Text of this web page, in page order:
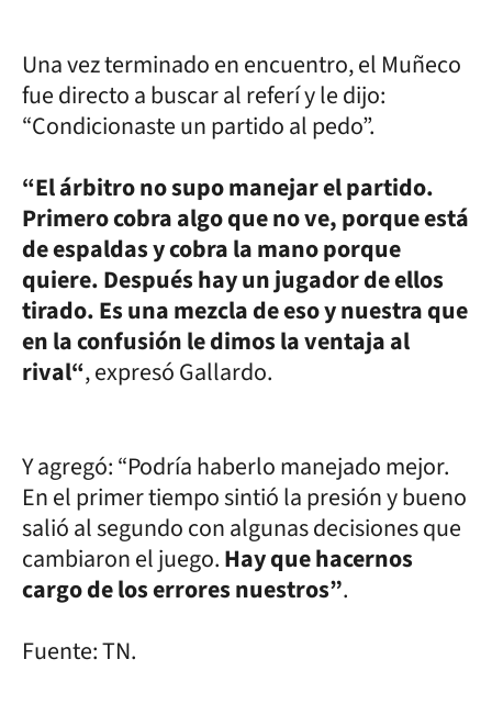
Una vez terminado en encuentro, el Muñeco
fue directo a buscar al referí y le dijo:
“Condicionaste un partido al pedo”.
“El árbitro no supo manejar el partido.
Primero cobra algo que no ve, porque está
de espaldas y cobra la mano porque
quiere. Después hay un jugador de ellos
tirado. Es una mezcla de eso y nuestra que
en la confusión le dimos la ventaja al
rival“, expresó Gallardo.
Y agregó: “Podría haberlo manejado mejor.
En el primer tiempo sintió la presión y bueno
salió al segundo con algunas decisiones que
cambiaron el juego.Hay que hacernos
cargo de los errores nuestros”.
Fuente: TN.